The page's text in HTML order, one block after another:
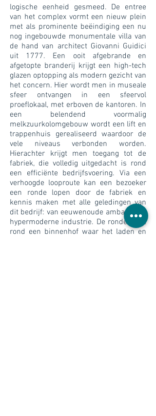
logische eenheid gesmeed. De entree
van het complex vormt een nieuw plein
met als prominente beëindiging een nu
nog ingebouwde monumentale villa van
de hand van architect Giovanni Guidici
uit 1777. Een ooit afgebrande en
afgetopte branderij krijgt een high-tech
glazen optopping als modern gezicht van
het concern. Hier wordt men in museale
sfeer ontvangen in een sfeervol
proeflokaal, met erboven de kantoren. In
een belendend voormalig
melkzuurkolomgebouw wordt een lift en
trappenhuis gerealiseerd waardoor de
vele niveaus verbonden worden.
Hierachter krijgt men toegang tot de
fabriek, die volledig uitgedacht is rond
een efficiënte bedrijfsvoering. Via een
verhoogde looproute kan een bezoeker
een ronde lopen door de fabriek en
kennis maken met alle geledingen van
dit bedrijf: van eeuwenoude ambacht tot
hypermoderne industrie. De ronde voert
rond een binnenhof waar het laden en